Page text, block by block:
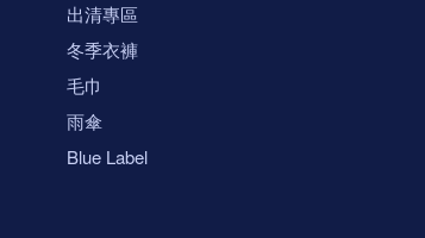
出清專區
冬季衣褲
毛巾
雨傘
Blue Label